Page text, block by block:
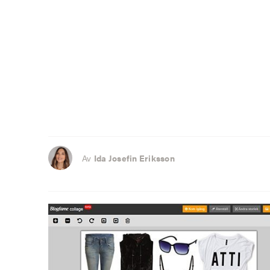
Av Ida Josefin Eriksson